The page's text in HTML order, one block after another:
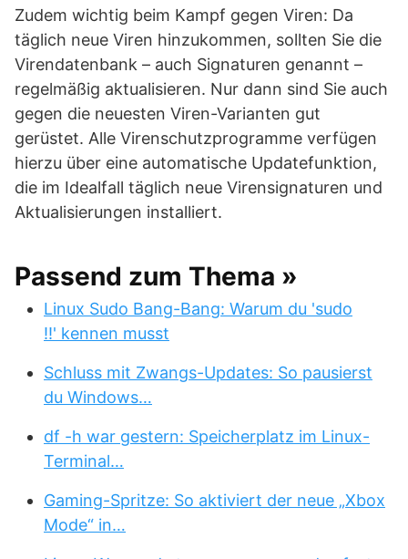
Zudem wichtig beim Kampf gegen Viren: Da
täglich neue Viren hinzukommen, sollten Sie die
Virendatenbank – auch Signaturen genannt –
regelmäßig aktualisieren. Nur dann sind Sie auch
gegen die neuesten Viren-Varianten gut
gerüstet. Alle Virenschutzprogramme verfügen
hierzu über eine automatische Updatefunktion,
die im Idealfall täglich neue Virensignaturen und
Aktualisierungen installiert.
Passend zum Thema »
Linux Sudo Bang-Bang: Warum du 'sudo
!!' kennen musst
Schluss mit Zwangs-Updates: So pausierst
du Windows…
df -h war gestern: Speicherplatz im Linux-
Terminal…
Gaming-Spritze: So aktiviert der neue „Xbox
Mode“ in…